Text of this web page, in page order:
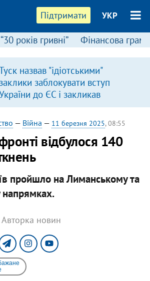
Підтримати УКР
“30 років гривні” Фінансова
назвав "ідіотськими"
заклики заблокувати вступ
до ЄС і закликав
антиукраїнську
риторику
— Війна — 11 березня 2025, 08:55
відбулося 140
пройшло на Лиманському та
Авторка новин